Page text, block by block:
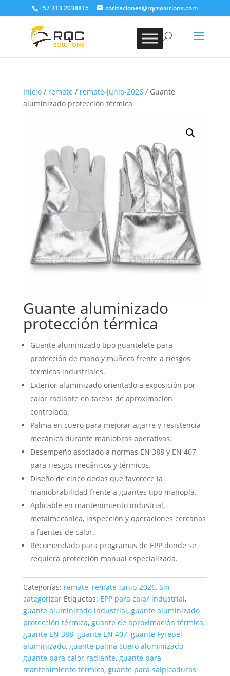
+57 313 2038815 cotizaciones@rqcsolutions.com
Inicio/ remate / remate-junio-2026/ Guante
aluminizado protección térmica
Guante aluminizado
protección térmica
Guante aluminizado tipo guantelete para
protección de mano y muñeca frente a riesgos
térmicos industriales.
Exterior aluminizado orientado a exposición por
calor radiante en tareas de aproximación
controlada.
Palma en cuero para mejorar agarre y resistencia
mecánica durante maniobras operativas.
Desempeño asociado a normas EN 388 y EN 407
para riesgos mecánicos y térmicos.
Diseño de cinco dedos que favorece la
maniobrabilidad frente a guantes tipo manopla.
Aplicable en mantenimiento industrial,
metalmecánica, inspección y operaciones cercanas
a fuentes de calor.
Recomendado para programas de EPP donde se
requiera protección manual especializada.
Categorías: remate, remate-junio-2026, Sin
categorizar Etiquetas: EPP para calor industrial,
guante aluminizado industrial, guante aluminizado
protección térmica, guante de aproximación térmica,
guante EN 388, guante EN 407, guante Fyrepel
aluminizado, guante palma cuero aluminizado,
guante para calor radiante, guante para
mantenimiento térmico, guante para salpicaduras